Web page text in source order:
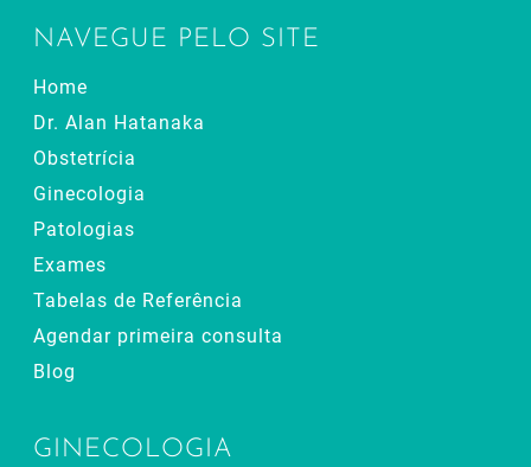
NAVEGUE PELO SITE
Home
Dr. Alan Hatanaka
Obstetrícia
Ginecologia
Patologias
Exames
Tabelas de Referência
Agendar primeira consulta
Blog
GINECOLOGIA